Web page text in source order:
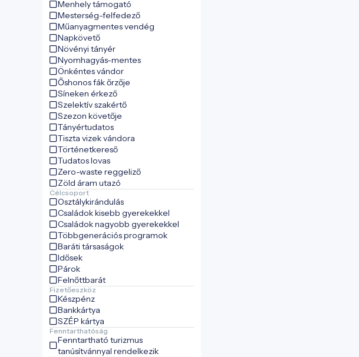
Menhely támogató
Mesterség-felfedező
Műanyagmentes vendég
Napkövető
Növényi tányér
Nyomhagyás-mentes
Önkéntes vándor
Őshonos fák őrzője
Síneken érkező
Szelektív szakértő
Szezon követője
Tányértudatos
Tiszta vizek vándora
Történetkereső
Tudatos lovas
Zero-waste reggeliző
Zöld áram utazó
Célcsoport
Osztálykirándulás
Családok kisebb gyerekekkel
Családok nagyobb gyerekekkel
Többgenerációs programok
Baráti társaságok
Idősek
Párok
Felnőttbarát
Fizetőeszköz
Készpénz
Bankkártya
SZÉP kártya
Fenntarthatóság
Fenntartható turizmus
tanúsítvánnyal rendelkezik